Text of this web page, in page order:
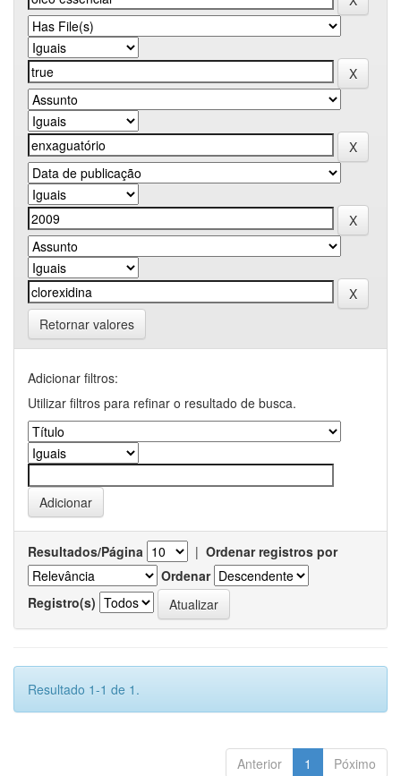
Retornar valores
Adicionar filtros:
Utilizar filtros para refinar o resultado de busca.
Resultados/Página | Ordenar registros por
Ordenar
Registro(s)
Resultado 1-1 de 1.
Anterior 1 Póximo